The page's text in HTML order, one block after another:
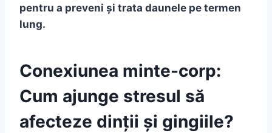
pentru a preveni și trata daunele pe termen
lung.
Conexiunea minte-corp:
Cum ajunge stresul să
afecteze dinții și gingiile?